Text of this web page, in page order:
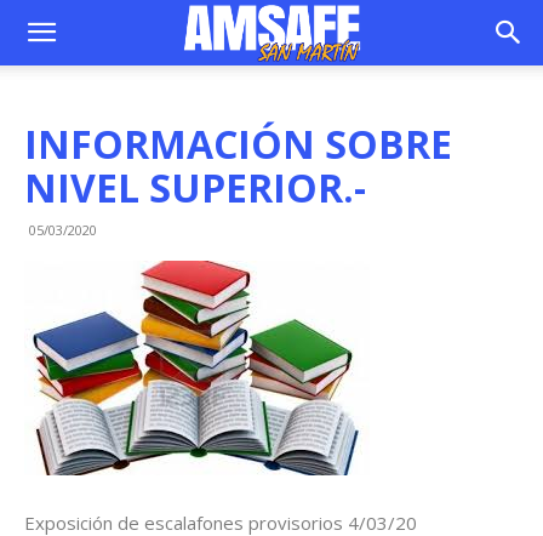
INFORMACIÓN SOBRE
NIVEL SUPERIOR.-
05/03/2020
Exposición de escalafones provisorios 4/03/20